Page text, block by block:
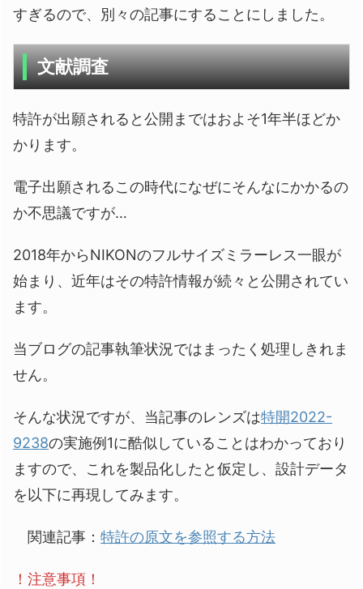
すぎるので、別々の記事にすることにしました。
文献調査
特許が出願されると公開まではおよそ1年半ほどか
かります。
電子出願されるこの時代になぜにそんなにかかるの
か不思議ですが…
2018年からNIKONのフルサイズミラーレス一眼が
始まり、近年はその特許情報が続々と公開されてい
ます。
当ブログの記事執筆状況ではまったく処理しきれま
せん。
そんな状況ですが、当記事のレンズは特開2022-
9238の実施例1に酷似していることはわかっており
ますので、これを製品化したと仮定し、設計データ
を以下に再現してみます。
関連記事： 特許の原文を参照する方法
！注意事項！